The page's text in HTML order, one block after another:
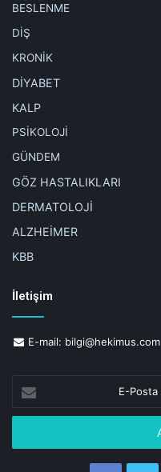
BESLENME
DİŞ
KRONİK
DİYABET
KALP
PSİKOLOJİ
GÜNDEM
GÖZ HASTALIKLARI
DERMATOLOJİ
ALZHEİMER
KBB
İletişim
E-mail: bilgi@hekimus.com
Posta
adresinizi